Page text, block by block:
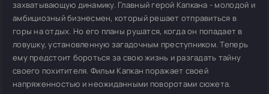
захватывающую динамику. Главный герой Капкана - молодой и
амбициозный бизнесмен, который решает отправиться в
горы на отдых. Но его планы рушатся, когда он попадает в
ловушку, установленную загадочным преступником. Теперь
ему предстоит бороться за свою жизнь и разгадать тайну
своего похитителя. Фильм Капкан поражает своей
напряженностью и неожиданными поворотами сюжета.